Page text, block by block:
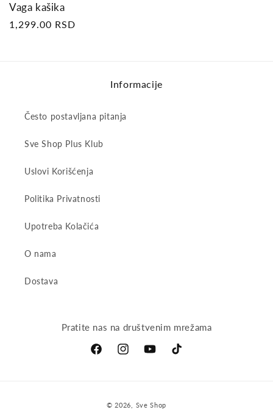
Vaga kašika
Regular
1,299.00 RSD
Informacije
Često postavljana pitanja
Sve Shop Plus Klub
Uslovi Korišćenja
Politika Privatnosti
Upotreba Kolačića
O nama
Dostava
Pratite nas na društvenim mrežama
FacebookInstagramYouTubeTikTok
© 2026, Sve Shop